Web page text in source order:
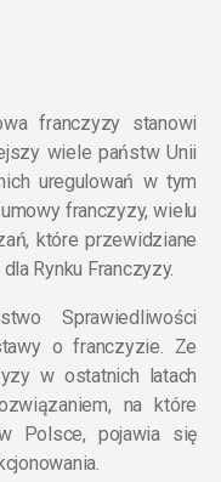
franczyzy stanowi
wiele państw Unii
uregulowań w tym
franczyzy, wielu
które przewidziane
Rynku Franczyzy.
Sprawiedliwości
o franczyzie. Ze
w ostatnich latach
na które
Polsce, pojawia się